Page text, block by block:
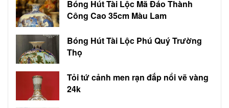
Bóng Hút Tài Lộc Mã Đáo Thành
Công Cao 35cm Màu Lam
Bóng Hút Tài Lộc Phú Quý Trường
Thọ
Tỏi tứ cảnh men rạn đắp nổi vẽ vàng
24k